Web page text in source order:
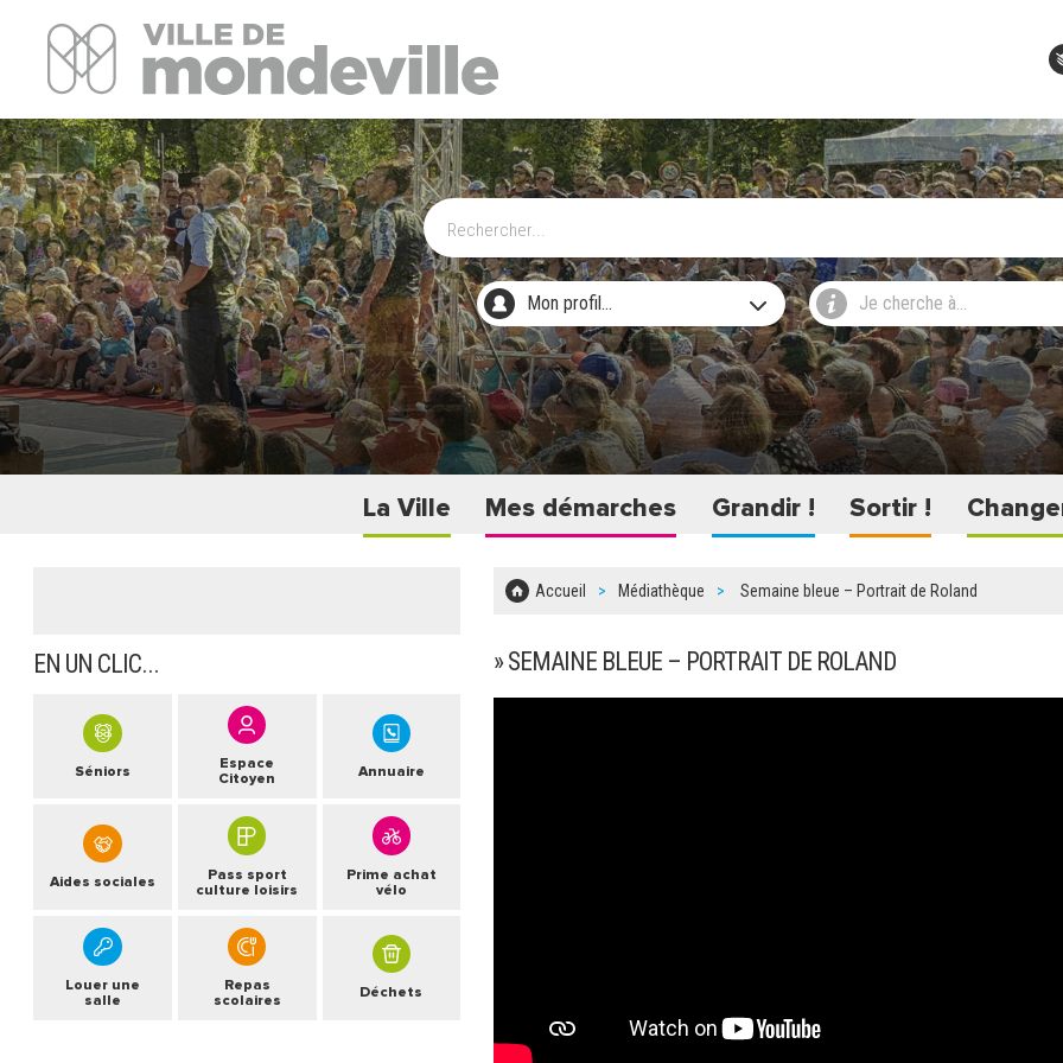
Site Officiel de la ville de Mondeville
Mon profil... Je cherche à...
La Ville Mes démarches Grandir ! Sortir !
Accueil Médiathèque Semaine bleue – Portrait de Roland
» SEMAINE BLEUE – PORTRAIT DE ROLAND
EN UN CLIC...
Séniors
Espace
Citoyen
Annuaire
Aides sociales
Pass sport
culture loisirs
Prime achat
vélo
Louer une
salle
Repas
scolaires
Déchets